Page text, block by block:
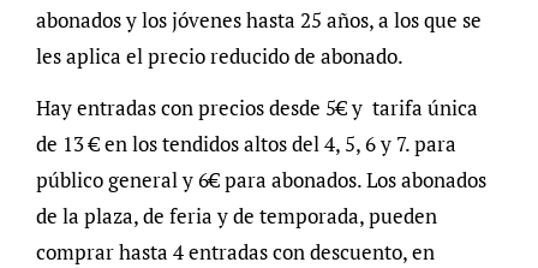
abonados y los jóvenes hasta 25 años, a los que se
les aplica el precio reducido de abonado.
Hay entradas con precios desde 5€ y tarifa única
de 13 € en los tendidos altos del 4, 5, 6 y 7. para
público general y 6€ para abonados. Los abonados
de la plaza, de feria y de temporada, pueden
comprar hasta 4 entradas con descuento, en